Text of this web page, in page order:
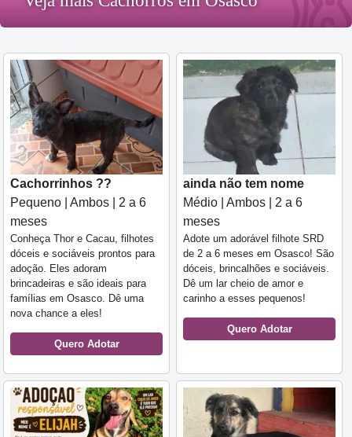
Cachorrinhos ??
Pequeno | Ambos | 2 a 6
meses
Conheça Thor e Cacau, filhotes
dóceis e sociáveis prontos para
adoção. Eles adoram
brincadeiras e são ideais para
famílias em Osasco. Dê uma
nova chance a eles!
Quero Adotar
ainda não tem nome
Médio | Ambos | 2 a 6
meses
Adote um adorável filhote SRD
de 2 a 6 meses em Osasco! São
dóceis, brincalhões e sociáveis.
Dê um lar cheio de amor e
carinho a esses pequenos!
Quero Adotar